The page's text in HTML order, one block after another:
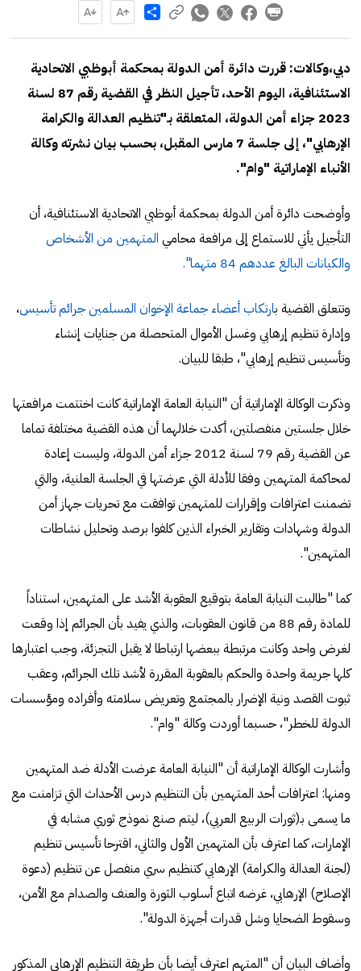
Share
دبي،وكالات: قررت دائرة أمن الدولة بمحكمة أبوظبي الاتحادية
الاستئنافية، اليوم الأحد، تأجيل النظر في القضية رقم 87 لسنة
2023 جزاء أمن الدولة، المتعلقة بـ"تنظيم العدالة والكرامة
الإرهابي"، إلى جلسة 7 مارس المقبل، بحسب بيان نشرته وكالة
الأنباء الإماراتية "وام".
وأوضحت دائرة أمن الدولة بمحكمة أبوظبي الاتحادية الاستئنافية، أن
التأجيل يأتي للاستماع إلى مرافعة محامي المتهمين من الأشخاص
والكيانات البالغ عددهم 84 متهما".
وتتعلق القضية بارتكاب أعضاء جماعة الإخوان المسلمين جرائم تأسيس،
وإدارة تنظيم إرهابي وغسل الأموال المتحصلة من جنايات إنشاء
وتأسيس تنظيم إرهابي"، طبقا للبيان.
وذكرت الوكالة الإماراتية أن "النيابة العامة الإماراتية كانت اختتمت مرافعتها
خلال جلستين منفصلتين، أكدت خلالهما أن هذه القضية مختلفة تماما
عن القضية رقم 79 لسنة 2012 جزاء أمن الدولة، وليست إعادة
لمحاكمة المتهمين وفقا للأدلة التي عرضتها في الجلسة العلنية، والتي
تضمنت اعترافات وإقرارات للمتهمين توافقت مع تحريات جهاز أمن
الدولة وشهادات وتقارير الخبراء الذين كلفوا برصد وتحليل نشاطات
المتهمين".
كما "طالبت النيابة العامة بتوقيع العقوبة الأشد على المتهمين، استناداً
للمادة رقم 88 من قانون العقوبات، والذي يفيد بأن الجرائم إذا وقعت
لغرض واحد وكانت مرتبطة ببعضها ارتباطا لا يقبل التجزئة، وجب اعتبارها
كلها جريمة واحدة والحكم بالعقوبة المقررة لأشد تلك الجرائم، وعقب
ثبوت القصد ونية الإضرار بالمجتمع وتعريض سلامته وأفراده ومؤسسات
الدولة للخطر"، حسبما أوردت وكالة "وام".
وأشارت الوكالة الإماراتية أن "النيابة العامة عرضت الأدلة ضد المتهمين
ومنها: اعترافات أحد المتهمين بأن التنظيم درس الأحداث التي تزامنت مع
ما يسمى بـ(ثورات الربيع العربي)، ليتم صنع نموذج ثوري مشابه في
الإمارات، كما اعترف بأن المتهمين الأول والثاني، اقترحا تأسيس تنظيم
(لجنة العدالة والكرامة) الإرهابي كتنظيم سري منفصل عن تنظيم (دعوة
الإصلاح) الإرهابي، غرضه اتباع أسلوب الثورة والعنف والصدام مع الأمن،
وسقوط الضحايا وشل قدرات أجهزة الدولة".
وأضاف البيان أن "المتهم اعترف أيضا بأن طريقة التنظيم الإرهابي المذكور